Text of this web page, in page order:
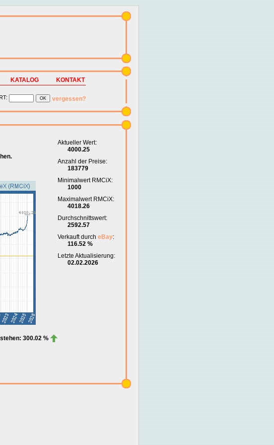
KATALOG KONTAKT
vergessen?
300.02 %
Aktueller Wert:
4000.25
Anzahl der Preise:
183779
Minimalwert RMCiX:
1000
Maximalwert RMCiX:
4018.26
Durchschnittswert:
2592.57
Verkauft durch eBay:
116.52 %
Letzte Aktualisierung:
02.02.2026